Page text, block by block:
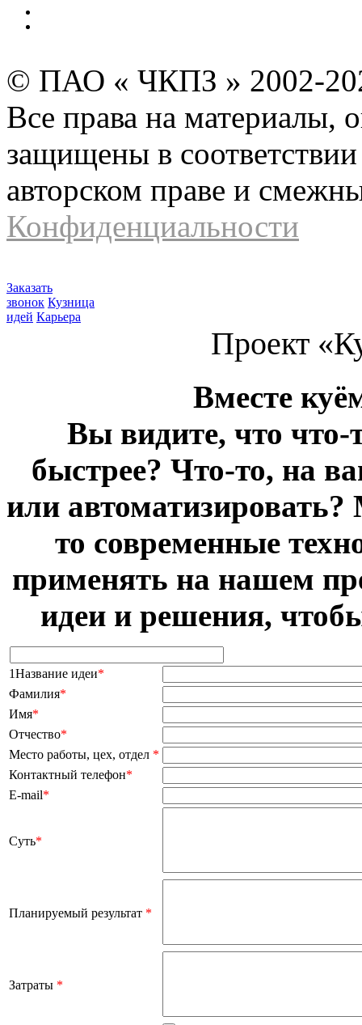
© ПАО « ЧКПЗ » 2002-
Все права на материалы,
защищены в соответствии
авторском праве и
Конфиденциальности
Заказать
звонок Кузница
идей Карьера
Проект
Вместе
Вы видите, что
быстрее? Что-то, на
или
то современные
применять на нашем
идеи и решения,
1Название идеи*
Фамилия*
Имя*
Отчество*
Место работы, цех, отдел *
Контактный телефон*
E-mail*
Суть*
Планируемый результат *
Затраты *